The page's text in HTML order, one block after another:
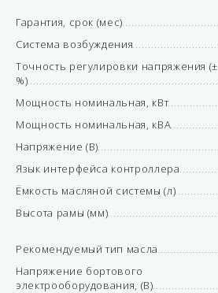
Гарантия, срок (мес)
Система возбуждения
Точность регулировки напряжения (±
%)
Мощность номинальная, кВт
Мощность номинальная, кВА
Напряжение (В)
Язык интерфейса контроллера
Ёмкость масляной системы (л)
Высота рамы (мм)
Рекомендуемый тип масла
Напряжение бортового
электрооборудования, (В)